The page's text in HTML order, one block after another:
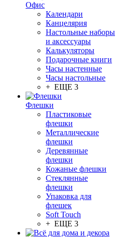
Офис
Календари
Канцелярия
Настольные наборы
и аксессуары
Калькуляторы
Подарочные книги
Часы настенные
Часы настольные
+ ЕЩЕ 3
Флешки
Пластиковые
флешки
Металлические
флешки
Деревянные
флешки
Кожаные флешки
Стеклянные
флешки
Упаковка для
флешек
Soft Touch
+ ЕЩЕ 3